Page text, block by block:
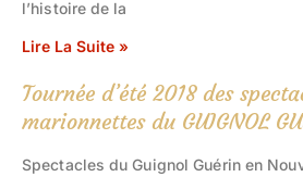
l’histoire de la
Lire La Suite »
Tournée d’été 2018 des
marionnettes du GUIGNOL
Spectacles du Guignol Guérin en